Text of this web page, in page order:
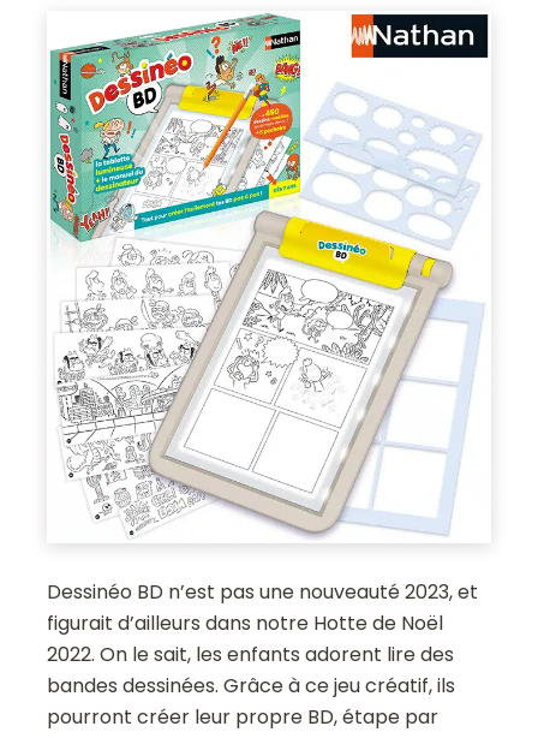
Dessinéo BD n’est pas une nouveauté 2023, et
figurait d’ailleurs dans notre Hotte de Noël
2022. On le sait, les enfants adorent lire des
bandes dessinées. Grâce à ce jeu créatif, ils
pourront créer leur propre BD, étape par